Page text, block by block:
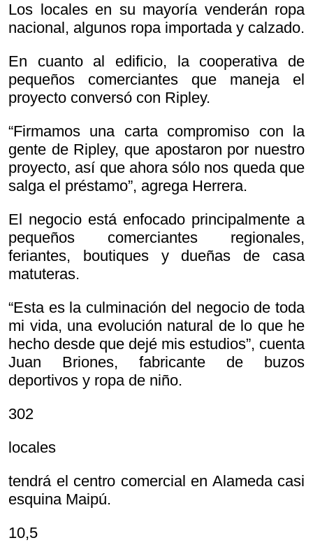
Los locales en su mayoría venderán ropa
nacional, algunos ropa importada y calzado.
En cuanto al edificio, la cooperativa de
pequeños comerciantes que maneja el
proyecto conversó con Ripley.
“Firmamos una carta compromiso con la
gente de Ripley, que apostaron por nuestro
proyecto, así que ahora sólo nos queda que
salga el préstamo”, agrega Herrera.
El negocio está enfocado principalmente a
pequeños comerciantes regionales,
feriantes, boutiques y dueñas de casa
matuteras.
“Esta es la culminación del negocio de toda
mi vida, una evolución natural de lo que he
hecho desde que dejé mis estudios”, cuenta
Juan Briones, fabricante de buzos
deportivos y ropa de niño.
302
locales
tendrá el centro comercial en Alameda casi
esquina Maipú.
10,5